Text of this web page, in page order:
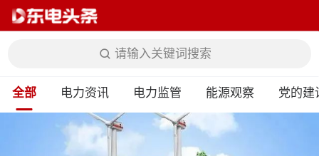
请输入关键词搜索
全部 电力资讯 电力监管 能源观察 党的建